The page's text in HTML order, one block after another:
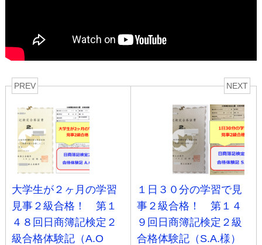
PREV
大学生が２ヶ月の学習
見事２級合格！ 第１
４８回日商簿記検定２
級合格体験記（A.O
NEXT
１日３０分の学習で見
事２級合格！ 第１４
９回日商簿記検定２級
合格体験記（S.A.様）